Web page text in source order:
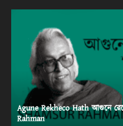
Agune Rekheco Hath আগুনে
Rahman